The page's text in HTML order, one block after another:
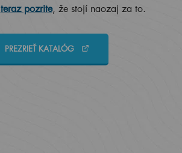
teraz pozrite, že stojí naozaj za to.
PREZRIEŤ KATALÓG